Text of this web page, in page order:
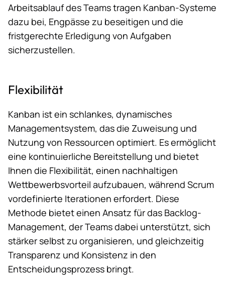
Arbeitsablauf des Teams tragen Kanban-Systeme
dazu bei, Engpässe zu beseitigen und die
fristgerechte Erledigung von Aufgaben
sicherzustellen.
Flexibilität
Kanban ist ein schlankes, dynamisches
Managementsystem, das die Zuweisung und
Nutzung von Ressourcen optimiert. Es ermöglicht
eine kontinuierliche Bereitstellung und bietet
Ihnen die Flexibilität, einen nachhaltigen
Wettbewerbsvorteil aufzubauen, während Scrum
vordefinierte Iterationen erfordert. Diese
Methode bietet einen Ansatz für das Backlog-
Management, der Teams dabei unterstützt, sich
stärker selbst zu organisieren, und gleichzeitig
Transparenz und Konsistenz in den
Entscheidungsprozess bringt.